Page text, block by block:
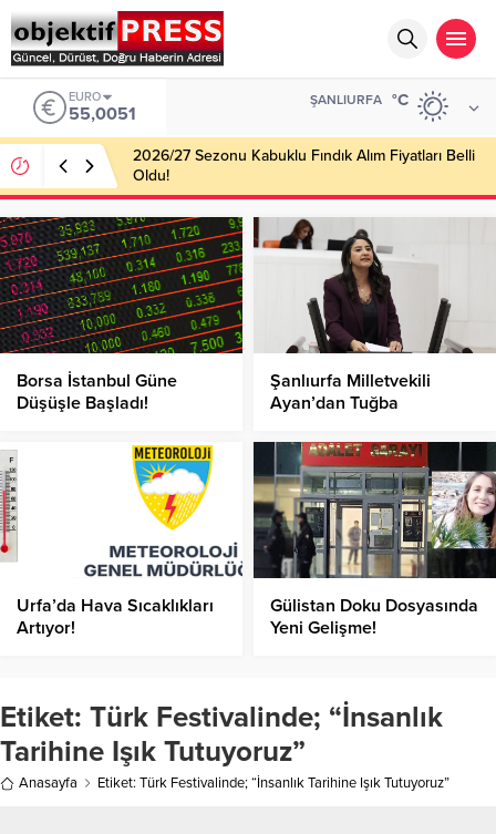
EURO
55,0051
ŞANLIURFA °C
2026/27 Sezonu Kabuklu Fındık Alım Fiyatları Belli
Oldu!
Borsa İstanbul Güne
Düşüşle Başladı!
Şanlıurfa Milletvekili
Ayan’dan Tuğba
Ölümüne İlişkin Meclis’e
Soru Önergesi
Urfa’da Hava Sıcaklıkları
Artıyor!
Gülistan Doku Dosyasında
Yeni Gelişme!
Etiket: Türk Festivalinde; “İnsanlık
Tarihine Işık Tutuyoruz”
Anasayfa Etiket: Türk Festivalinde; “İnsanlık Tarihine Işık Tutuyoruz”